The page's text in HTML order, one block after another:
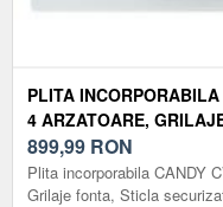
PLITA
4 ARZATOARE,
(NEGRU)
899,99 RON
Plita incorporabila CANDY
Grilaje fonta, Sticla